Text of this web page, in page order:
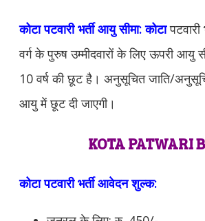
कोटा पटवारी भर्ती आयु सीमा: कोटापटवारी
वर्ग के पुरुष उम्मीदवारों के लिए ऊपरी आयु
10 वर्ष की छूट है। अनुसूचित जाति/
आयु में छूट दी जाएगी।
KOTA PATWARI
कोटा पटवारी भर्ती आवेदन शुल्क: